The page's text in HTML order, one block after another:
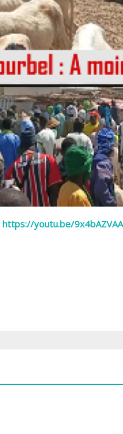
https://youtu.be/